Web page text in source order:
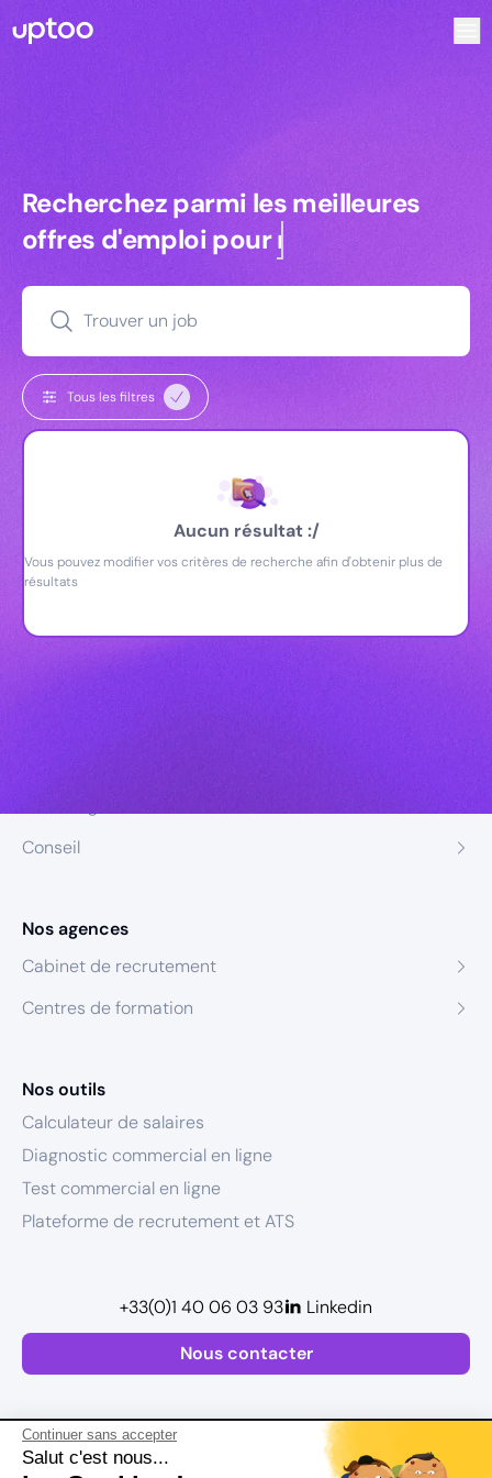
Continuer sans accepter
Salut c'est nous...
Recherchez parmi les meilleures
Recherchez parmi les meilleures
offres d'emploi pourcommerciaux
Trouver un job
Tous les filtres
Aucun résultat :/
Vous pouvez modifier vos critères de recherche afin d'obtenir plus de
résultats
Conseil
Nos agences
Cabinet de recrutement
Centres de formation
Nos outils
Calculateur de salaires
Diagnostic commercial en ligne
Test commercial en ligne
Plateforme de recrutement et ATS
Nous contacter
+33(0)1 40 06 03 93 Linkedin